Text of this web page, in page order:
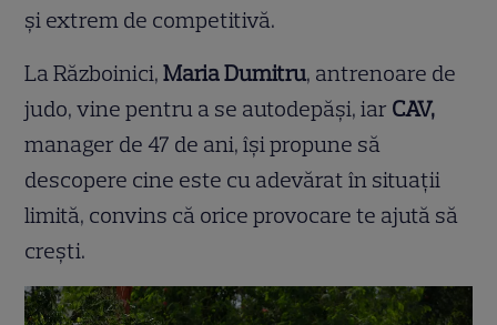
și extrem de competitivă.
La Războinici,Maria Dumitru, antrenoare de
judo, vine pentru a se autodepăși, iar CAV,
manager de 47 de ani, își propune să
descopere cine este cu adevărat în situații
limită, convins că orice provocare te ajută să
crești.